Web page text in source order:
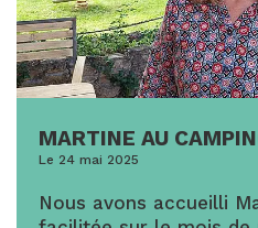
MARTINE AU
Le 24 mai 2025
Nous avons accueilli